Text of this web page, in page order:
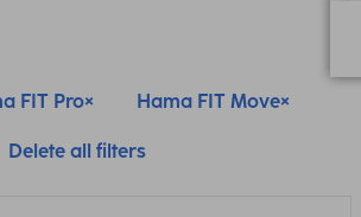
FIT Pro Hama FIT Move
Delete all filters